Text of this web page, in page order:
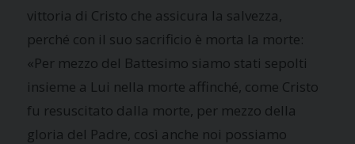
vittoria di Cristo che assicura la salvezza,
perché con il suo sacrificio è morta la morte:
«Per mezzo del Battesimo siamo stati sepolti
insieme a Lui nella morte affinché, come Cristo
fu resuscitato dalla morte, per mezzo della
gloria del Padre, così anche noi possiamo